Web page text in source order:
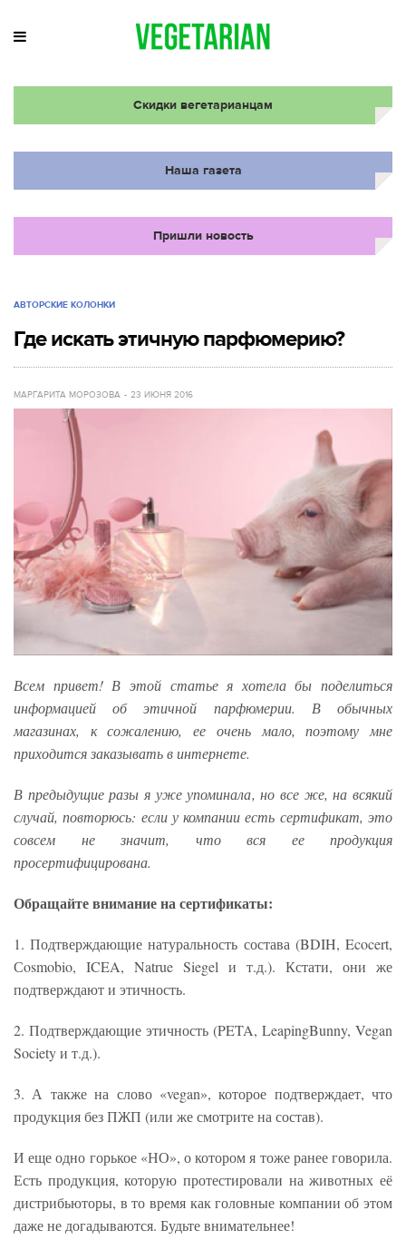
Скидки вегетарианцам
Наша газета
Пришли новость
АВТОРСКИЕ КОЛОНКИ
Где искать этичную парфюмерию?
МАРГАРИТА МОРОЗОВА 23 ИЮНЯ 2016
Всем привет! В этой статье я хотела бы поделиться
информацией об этичной парфюмерии. В обычных
магазинах, к сожалению, ее очень мало, поэтому мне
приходится заказывать в интернете.
В предыдущие разы я уже упоминала, но все же, на всякий
случай, повторюсь: если у компании есть сертификат, это
совсем не значит, что вся ее продукция
просертифицирована.
Обращайте внимание на сертификаты:
1. Подтверждающие натуральность состава (BDIH, Ecocert,
Сosmobio, ICEA, Natrue Siegel и т.д.). Кстати, они же
подтверждают и этичность.
2. Подтверждающие этичность (PETA, LeapingBunny, Vegan
Society и т.д.).
3. А также на слово «vegan», которое подтверждает, что
продукция без ПЖП (или же смотрите на состав).
И еще одно горькое «НО», о котором я тоже ранее говорила.
Есть продукция, которую протестировали на животных её
дистрибьюторы, в то время как головные компании об этом
даже не догадываются. Будьте внимательнее!